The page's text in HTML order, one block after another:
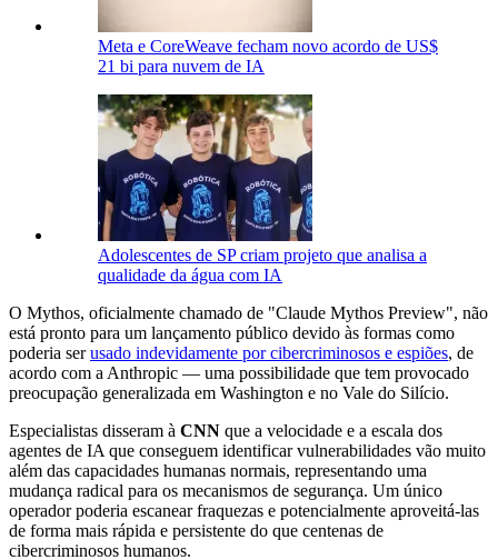
Meta e CoreWeave fecham novo acordo de US$
21 bi para nuvem de IA
Adolescentes de SP criam projeto que analisa a
qualidade da água com IA
O Mythos, oficialmente chamado de "Claude Mythos Preview", não
está pronto para um lançamento público devido às formas como
poderia serusado indevidamente por cibercriminosos e espiões, de
acordo com a Anthropic — uma possibilidade que tem provocado
preocupação generalizada em Washington e no Vale do Silício.
Especialistas disseram à CNN que a velocidade e a escala dos
agentes de IA que conseguem identificar vulnerabilidades vão muito
além das capacidades humanas normais, representando uma
mudança radical para os mecanismos de segurança. Um único
operador poderia escanear fraquezas e potencialmente aproveitá-las
de forma mais rápida e persistente do que centenas de
cibercriminosos humanos.